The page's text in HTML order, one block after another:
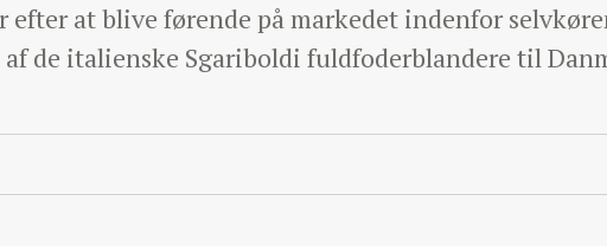
efter at blive førende på markedet indenfor
de italienske Sgariboldi fuldfoderblandere til